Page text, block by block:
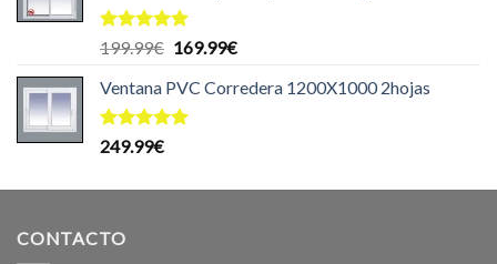
Valorado
de 5
199.99€ El
original
era:
169.99€El
actual
Ventana PVC Corredera 1200X1000 2hojas
Valorado
249.99€
CONTACTO